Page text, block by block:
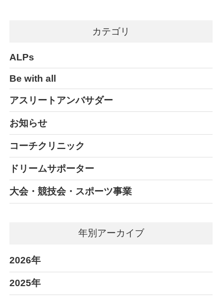
カテゴリ
ALPs
Be with all
アスリートアンバサダー
お知らせ
コーチクリニック
ドリームサポーター
大会・競技会・スポーツ事業
年別アーカイブ
2026年
2025年